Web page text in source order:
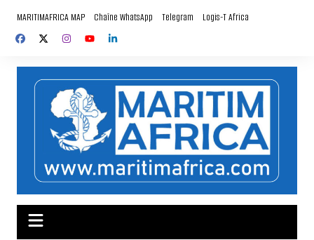
contenu
MARITIMAFRICA MAP Chaîne WhatsApp Telegram Logis-T Africa